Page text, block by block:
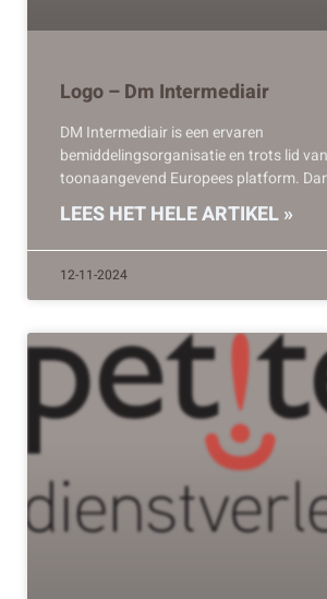
Logo – Dm Intermediair
DM Intermediair is een ervaren
bemiddelingsorganisatie en trots lid
toonaangevend Europees platform.
LEES HET HELE ARTIKEL »
12-11-2024